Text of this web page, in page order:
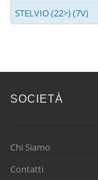
STELVIO (22>) (7V)
SOCIETÀ
Chi Siamo
Contatti